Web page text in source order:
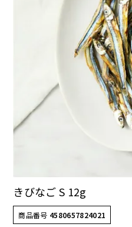
ソフトスティック
きびなご S 12g
商品番号 4580657824021